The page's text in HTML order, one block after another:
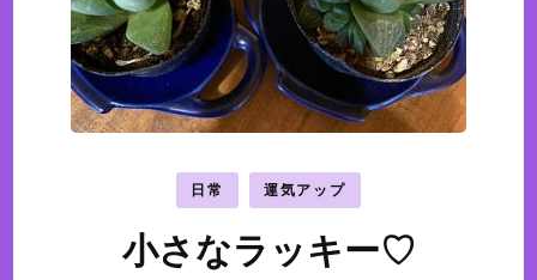
日常 運気アップ
小さなラッキー♡